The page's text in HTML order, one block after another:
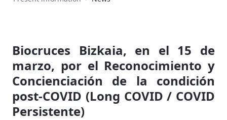
Biocruces Bizkaia, en el 15 de
marzo, por el Reconocimiento y
Concienciación de la condición
post-COVID (Long COVID / COVID
Persistente)